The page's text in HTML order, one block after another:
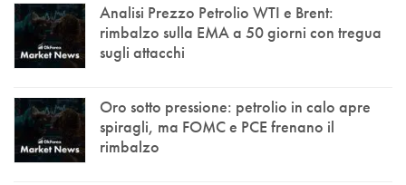
Analisi Prezzo Petrolio WTI e Brent:
rimbalzo sulla EMA a 50 giorni con tregua
sugli attacchi
Oro sotto pressione: petrolio in calo apre
spiragli, ma FOMC e PCE frenano il
rimbalzo